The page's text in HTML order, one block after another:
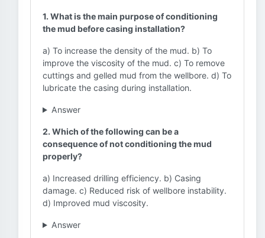
1. What is the main purpose of conditioning
the mud before casing installation?
a) To increase the density of the mud. b) To
improve the viscosity of the mud. c) To remove
cuttings and gelled mud from the wellbore. d) To
lubricate the casing during installation.
Answer
2. Which of the following can be a
consequence of not conditioning the mud
properly?
a) Increased drilling efficiency. b) Casing
damage. c) Reduced risk of wellbore instability.
d) Improved mud viscosity.
Answer